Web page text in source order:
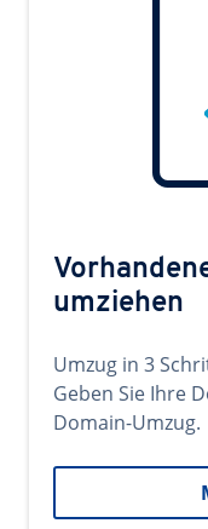
umziehen
Umzug in 3
Geben Sie Ihre
Domain-Umzug.